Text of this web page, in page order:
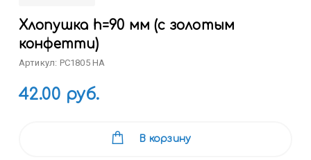
Хлопушка h=90 мм (с золотым
конфетти)
Артикул: РС1805 НА
42.00 руб.
В корзину